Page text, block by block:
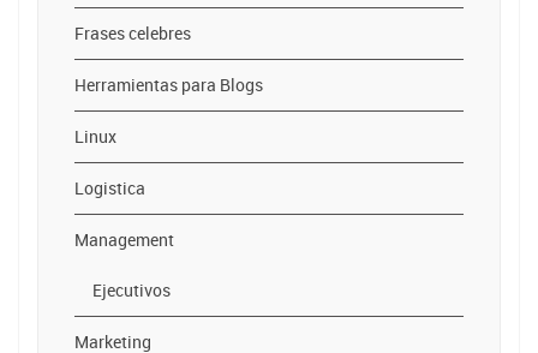
Frases celebres
Herramientas para Blogs
Linux
Logistica
Management
Ejecutivos
Marketing